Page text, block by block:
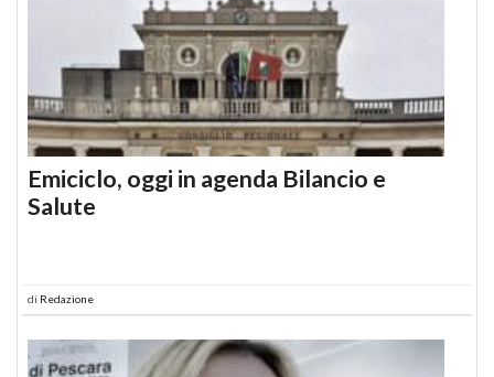
Emiciclo, oggi in agenda Bilancio e
Salute
di Redazione